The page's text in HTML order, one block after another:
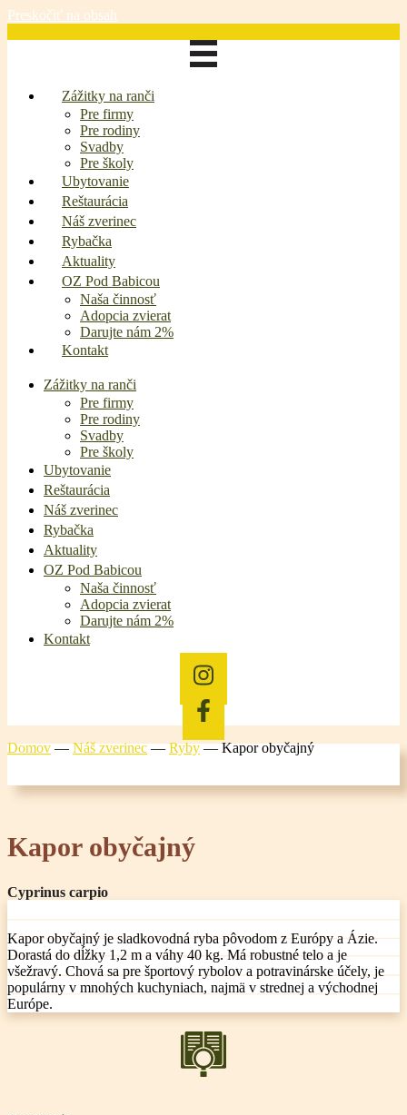
Preskočiť na obsah
Zážitky na ranči
Pre firmy
Pre rodiny
Svadby
Pre školy
Ubytovanie
Reštaurácia
Náš zverinec
Rybačka
Aktuality
OZ Pod Babicou
Naša činnosť
Adopcia zvierat
Darujte nám 2%
Kontakt
Zážitky na ranči
Pre firmy
Pre rodiny
Svadby
Pre školy
Ubytovanie
Reštaurácia
Náš zverinec
Rybačka
Aktuality
OZ Pod Babicou
Naša činnosť
Adopcia zvierat
Darujte nám 2%
Kontakt
Domov—Náš zverinec—Ryby—Kapor obyčajný
Kapor obyčajný
Cyprinus carpio
Kapor obyčajný je sladkovodná ryba pôvodom z Európy a Ázie.
Dorastá do dĺžky 1,2 m a váhy 40 kg. Má robustné telo a je
všežravý. Chová sa pre športový rybolov a potravinárske účely, je
populárny v mnohých kuchyniach, najmä v strednej a východnej
Európe.